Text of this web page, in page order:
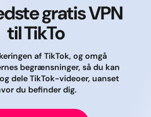
gratis VPN
til TikTo
af TikTok, og omgå
begrænsninger, så du kan
dele TikTok-videoer, uanset
du befinder dig.